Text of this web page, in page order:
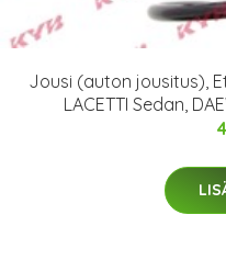
Jousi (auton jousitus),
LACETTI Sedan,